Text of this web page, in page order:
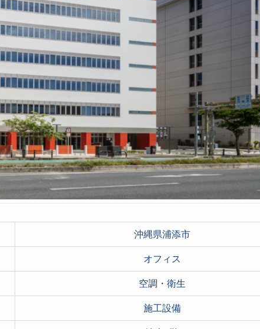
沖縄県浦添市
オフィス
空調・衛生
施工設備